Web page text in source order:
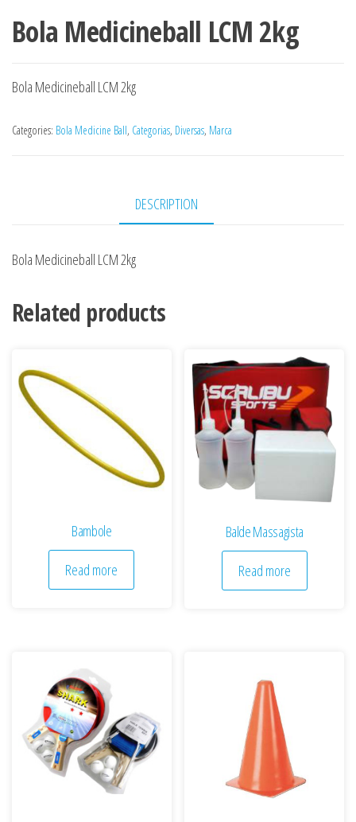
Bola Medicineball LCM 2kg
Bola Medicineball LCM 2kg
Categories: Bola Medicine Ball, Categorias, Diversas, Marca
DESCRIPTION
Bola Medicineball LCM 2kg
Related products
Bambole
Read more
Balde Massagista
Read more